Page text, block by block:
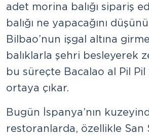
adet morina balığı sipariş
balığı ne yapacağını
Bilbao’nun işgal altına
balıklarla şehri besleyerek
bu süreçte Bacalao al Pil Pil
ortaya çıkar.
Bugün İspanya’nın
restoranlarda, özellikle San